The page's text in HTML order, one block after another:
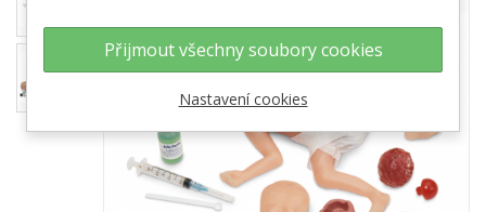
Přijmout všechny soubory cookies
Nastavení cookies